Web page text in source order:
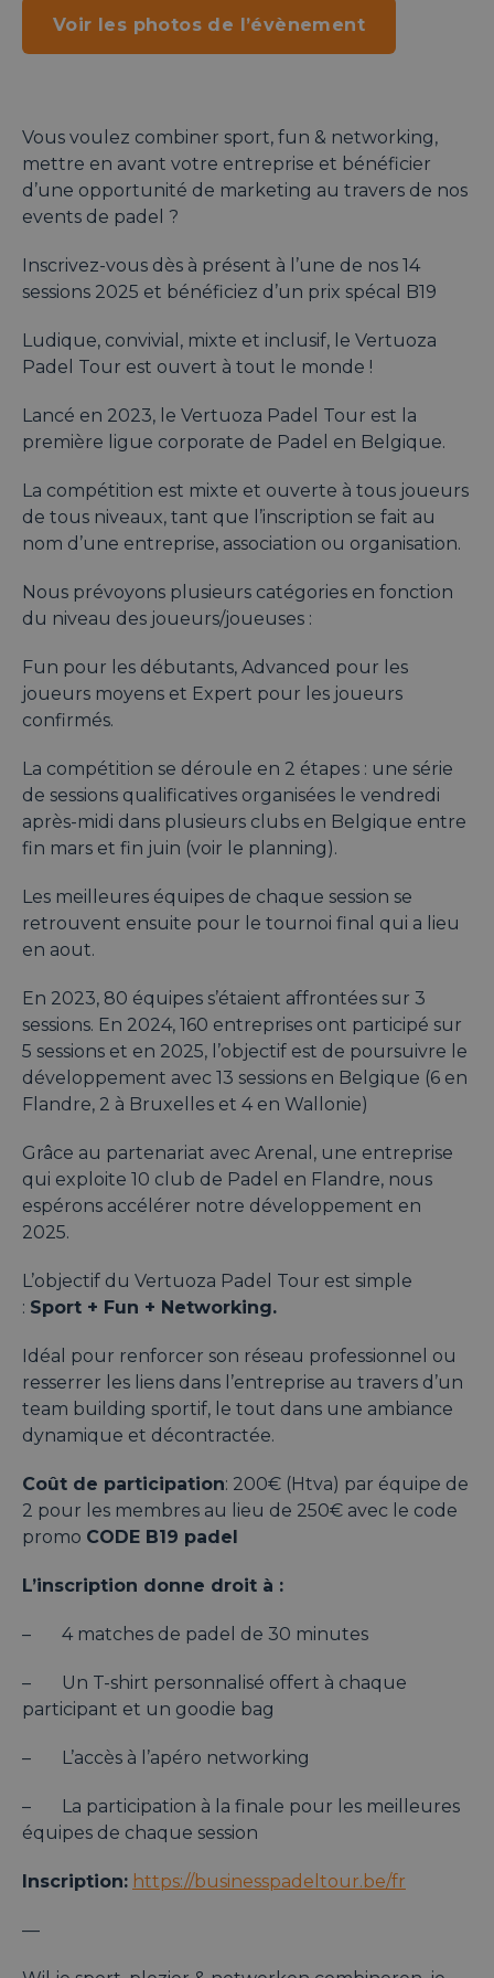
Voir les photos de l’évènement
Vous voulez combiner sport, fun & networking,
mettre en avant votre entreprise et bénéficier
d’une opportunité de marketing au travers de nos
events de padel ?
Inscrivez-vous dès à présent à l’une de nos 14
sessions 2025 et bénéficiez d’un prix spécal B19
Ludique, convivial, mixte et inclusif, le Vertuoza
Padel Tour est ouvert à tout le monde !
Lancé en 2023, le Vertuoza Padel Tour est la
première ligue corporate de Padel en Belgique.
La compétition est mixte et ouverte à tous joueurs
de tous niveaux, tant que l’inscription se fait au
nom d’une entreprise, association ou organisation.
Nous prévoyons plusieurs catégories en fonction
du niveau des joueurs/joueuses :
Fun pour les débutants, Advanced pour les
joueurs moyens et Expert pour les joueurs
confirmés.
La compétition se déroule en 2 étapes : une série
de sessions qualificatives organisées le vendredi
après-midi dans plusieurs clubs en Belgique entre
fin mars et fin juin (voir le planning).
Les meilleures équipes de chaque session se
retrouvent ensuite pour le tournoi final qui a lieu
en aout.
En 2023, 80 équipes s’étaient affrontées sur 3
sessions. En 2024, 160 entreprises ont participé sur
5 sessions et en 2025, l’objectif est de poursuivre le
développement avec 13 sessions en Belgique (6 en
Flandre, 2 à Bruxelles et 4 en Wallonie)
Grâce au partenariat avec Arenal, une entreprise
qui exploite 10 club de Padel en Flandre, nous
espérons accélérer notre développement en
2025.
L’objectif du Vertuoza Padel Tour est simple
: Sport + Fun + Networking.
Idéal pour renforcer son réseau professionnel ou
resserrer les liens dans l’entreprise au travers d’un
team building sportif, le tout dans une ambiance
dynamique et décontractée.
Coût de participation: 200€ (Htva) par équipe de
2 pour les membres au lieu de 250€ avec le code
promo CODE B19 padel
L’inscription donne droit à :
– 4 matches de padel de 30 minutes
– Un T-shirt personnalisé offert à chaque
participant et un goodie bag
– L’accès à l’apéro networking
– La participation à la finale pour les meilleures
équipes de chaque session
Inscription: https://businesspadeltour.be/fr
—